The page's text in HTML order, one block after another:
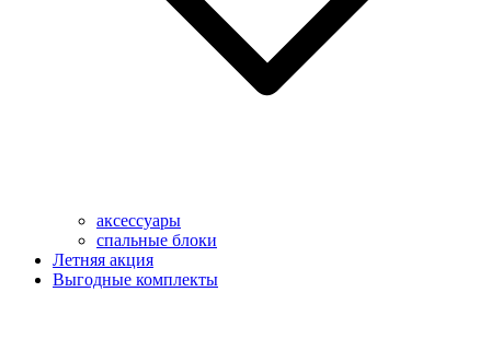
аксессуары
спальные блоки
Летняя акция
Выгодные комплекты